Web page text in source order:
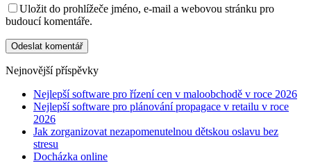
Uložit do prohlížeče jméno, e-mail a webovou stránku pro
budoucí komentáře.
Nejnovější příspěvky
Nejlepší software pro řízení cen v maloobchodě v roce 2026
Nejlepší software pro plánování propagace v retailu v roce
2026
Jak zorganizovat nezapomenutelnou dětskou oslavu bez
stresu
Docházka online